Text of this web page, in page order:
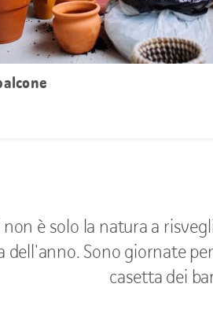
non è solo la natura a
dell'anno. Sono giornate
casetta dei